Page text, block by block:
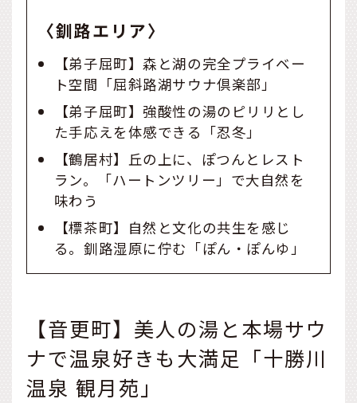
〈釧路エリア〉
【弟子屈町】森と湖の完全プライベー
ト空間「屈斜路湖サウナ倶楽部」
【弟子屈町】強酸性の湯のピリリとし
た手応えを体感できる「忍冬」
【鶴居村】丘の上に、ぽつんとレスト
ラン。「ハートンツリー」で大自然を
味わう
【標茶町】自然と文化の共生を感じ
る。釧路湿原に佇む「ぽん・ぽんゆ」
【音更町】美人の湯と本場サウ
ナで温泉好きも大満足「十勝川
温泉 観月苑」